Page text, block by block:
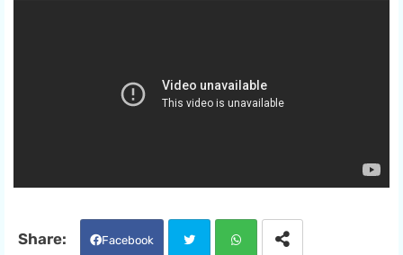
Facebook